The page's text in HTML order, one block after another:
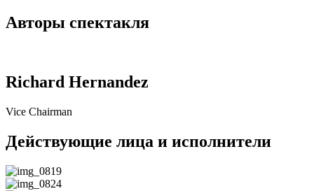
Авторы спектакля
Richard Hernandez
Vice Chairman
Действующие лица и исполнители